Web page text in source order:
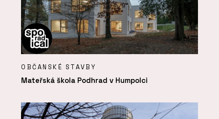
OBČANSKÉ STAVBY
Mateřská škola Podhrad v Humpolci